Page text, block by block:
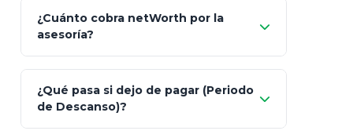
¿Cuánto cobra netWorth por la
asesoría?
¿Qué pasa si dejo de pagar (Periodo
de Descanso)?